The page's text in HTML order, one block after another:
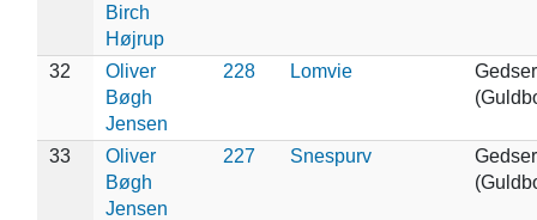
Birch
Højrup
32
Oliver
Bøgh
Jensen
228 Lomvie
33
Oliver
Bøgh
Jensen
227 Snespurv